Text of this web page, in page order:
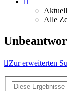
Alle
Zur erweiterten